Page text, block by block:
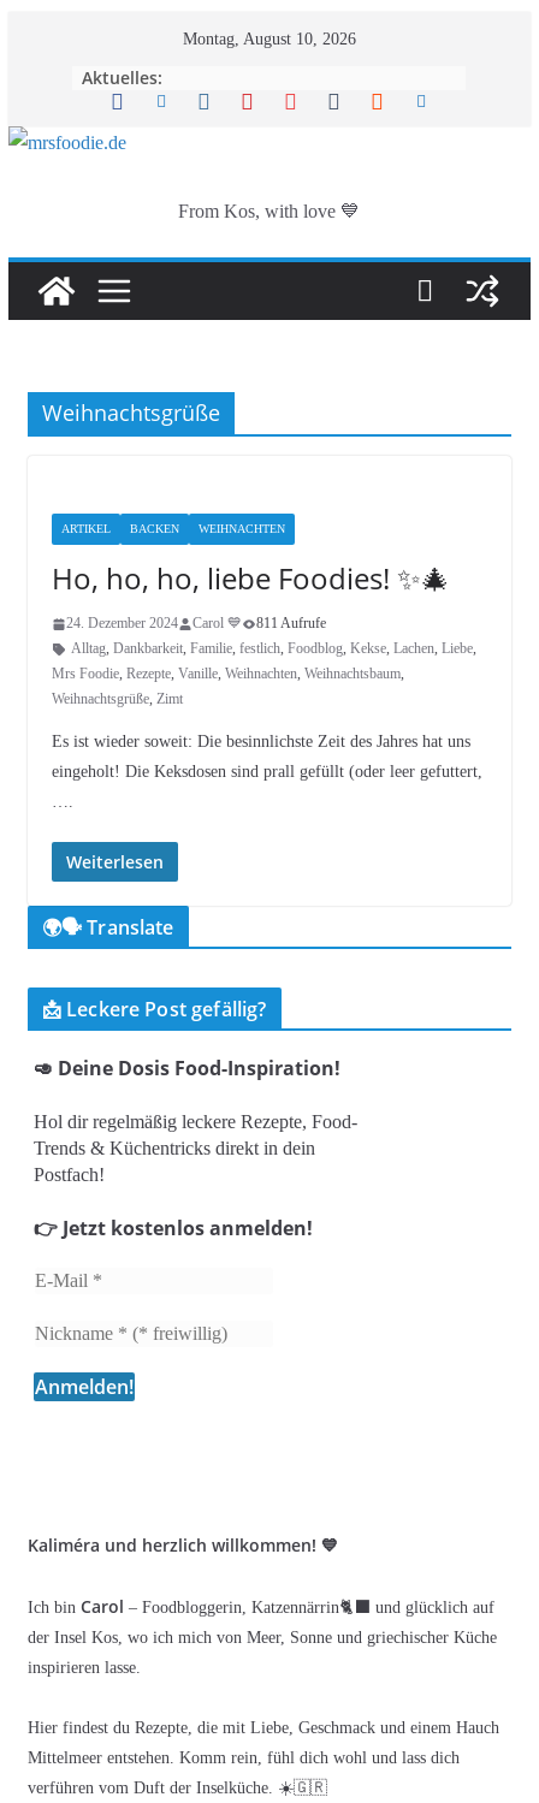
Montag, August 10, 2026
Aktuelles:
From Kos, with love 💙
Weihnachtsgrüße
ARTIKEL BACKEN WEIHNACHTEN
Ho, ho, ho, liebe Foodies! ✨🎄
24. Dezember 2024 Carol 💙
811 Aufrufe
Alltag, Dankbarkeit, Familie, festlich, Foodblog, Kekse, Lachen, Liebe,
Mrs Foodie, Rezepte, Vanille, Weihnachten, Weihnachtsbaum,
Weihnachtsgrüße, Zimt
Es ist wieder soweit: Die besinnlichste Zeit des Jahres hat uns
eingeholt! Die Keksdosen sind prall gefüllt (oder leer gefuttert,
….
Weiterlesen
🌍🗣️ Translate
📩 Leckere Post gefällig?
🥑 Deine Dosis Food-Inspiration!
Hol dir regelmäßig leckere Rezepte, Food-
Trends & Küchentricks direkt in dein
Postfach!
👉 Jetzt kostenlos anmelden!
Kaliméra und herzlich willkommen! 💙
Ich bin Carol – Foodbloggerin, Katzennärrin🐈‍⬛ und glücklich auf
der Insel Kos, wo ich mich von Meer, Sonne und griechischer Küche
inspirieren lasse.
Hier findest du Rezepte, die mit Liebe, Geschmack und einem Hauch
Mittelmeer entstehen. Komm rein, fühl dich wohl und lass dich
verführen vom Duft der Inselküche. ☀️🇬🇷